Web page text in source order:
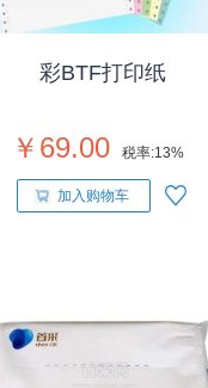
彩BTF打印纸
￥69.00 税率:13%
加入购物车